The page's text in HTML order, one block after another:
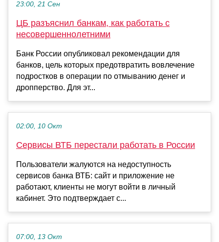
23:00, 21 Сен
ЦБ разъяснил банкам, как работать с
несовершеннолетними
Банк России опубликовал рекомендации для
банков, цель которых предотвратить вовлечение
подростков в операции по отмыванию денег и
дропперство. Для эт...
02:00, 10 Окт
Сервисы ВТБ перестали работать в России
Пользователи жалуются на недоступность
сервисов банка ВТБ: сайт и приложение не
работают, клиенты не могут войти в личный
кабинет. Это подтверждает с...
07:00, 13 Окт